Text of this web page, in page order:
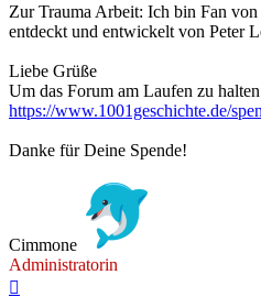
Zur Trauma Arbeit: Ich bin Fan
entdeckt und entwickelt von Peter
Liebe Grüße
Um das Forum am Laufen zu
https://www.1001geschichte.de/
Danke für Deine Spende!
Cimmone
Administratorin